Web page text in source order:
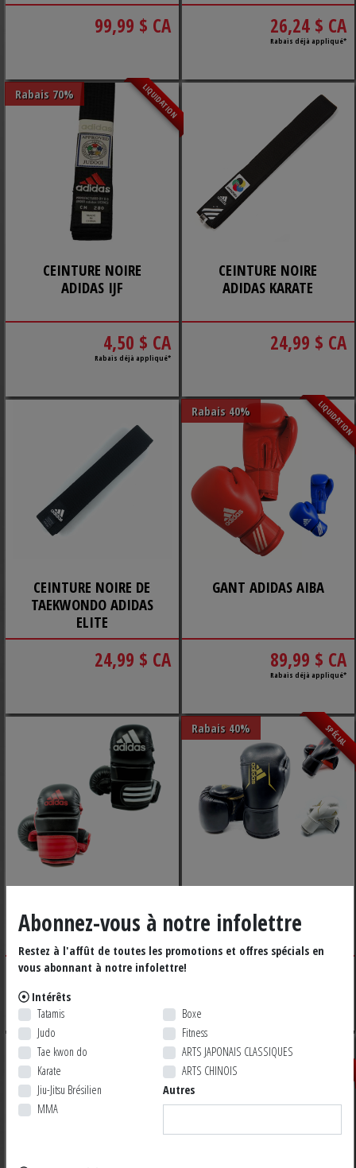
99,99 $ CA 26,24 $ CA
Rabais déjà appliqué*
Rabais 70% LIQUIDATION
CEINTURE NOIRE
ADIDAS IJF
4,50 $ CA
Rabais déjà appliqué*
CEINTURE NOIRE
ADIDAS KARATE
24,99 $ CA
CEINTURE NOIRE DE
TAEKWONDO ADIDAS
ELITE
24,99 $ CA
Rabais 40% LIQUIDATION
GANT ADIDAS AIBA
89,99 $ CA
Rabais déjà appliqué*
ADIDAS
49,99 $ CA
Rabais 40% SPÉCIAL
100
Rabais 60% LIQUIDATION
Abonnez-vous à notre infolettre
Restez à l'affût de toutes les promotions et offres spécials en
vous abonnant à notre infolettre!
Intérêts
Tatamis
Judo
Tae kwon do
Karate
Jiu-Jitsu Brésilien
MMA
Boxe
Fitness
ARTS JAPONAIS CLASSIQUES
ARTS CHINOIS
Autres